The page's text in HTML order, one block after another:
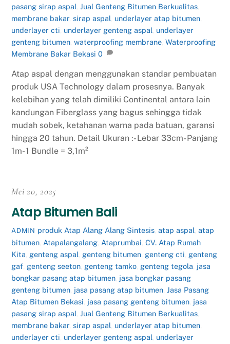
pasang sirap aspal ,Jual Genteng Bitumen Berkualitas
membrane bakar,sirap aspal underlayer atap bitumen
underlayer cti underlayer genteng aspal underlayer
genteng bitumen ,waterproofing membrane ,Waterproofing
Membrane Bakar Bekasi 0
Atap aspal dengan menggunakan standar pembuatan
produk USA Technology dalam prosesnya. Banyak
kelebihan yang telah dimiliki Continental antara lain
kandungan Fiberglass yang bagus sehingga tidak
mudah sobek, ketahanan warna pada batuan, garansi
hingga 20 tahun. Detail Ukuran :- Lebar 33cm- Panjang
1m- 1 Bundle = 3,1m²
Mei 20, 2025
Atap Bitumen Bali
ADMIN produk Atap Alang Alang Sintesis, atap aspal, atap
bitumen ,Atapalangalang ,Ataprumbai ,CV. Atap Rumah
Kita genteng aspal genteng bitumen genteng cti genteng
gaf genteng seeton genteng tamko genteng tegola jasa
bongkar pasang atap bitumen jasa bongkar pasang
genteng bitumen jasa pasang atap bitumen ,Jasa Pasang
Atap Bitumen Bekasi jasa pasang genteng bitumen jasa
pasang sirap aspal ,Jual Genteng Bitumen Berkualitas
membrane bakar,sirap aspal underlayer atap bitumen
underlayer cti underlayer genteng aspal underlayer